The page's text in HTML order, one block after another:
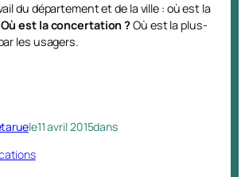
du département et de la ville : où est la
Où est la concertation ?Où est la plus-
les usagers.
le11 avril 2015dans